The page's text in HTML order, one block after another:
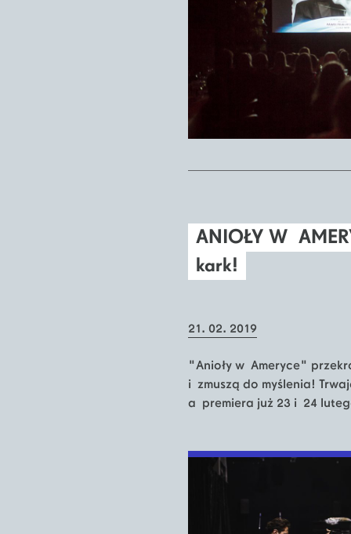
ANIOŁY W
kark!
21. 02. 2019
"Anioły w Ameryce"
i zmuszą do myślenia!
a premiera już 23 i 24